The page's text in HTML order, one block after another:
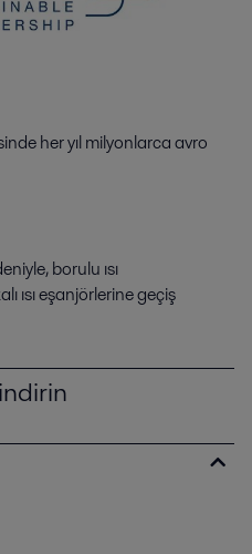
her yıl milyonlarca avro
borulu ısı
ısı eşanjörlerine geçiş